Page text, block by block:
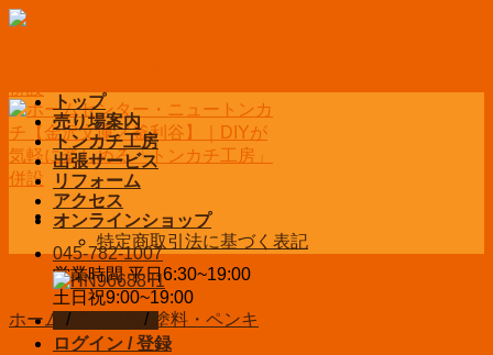
Skip
045-782-1007
営業時間 平日6:30~19:00
土日祝9:00~19:00
お問い合わせ
ログイン / 登録
トップ
売り場案内
トンカチ工房
出張サービス
リフォーム
アクセス
オンラインショップ
特定商取引法に基づく表記
ホーム / / 塗料・ペンキ